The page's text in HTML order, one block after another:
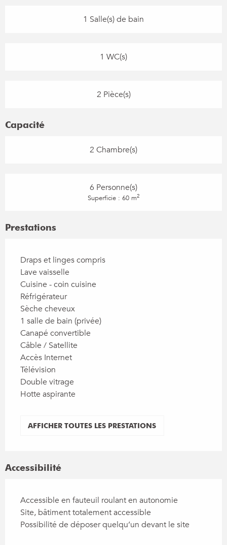
1 Salle(s) de bain
1 WC(s)
2 Pièce(s)
Capacité
2 Chambre(s)
6 Personne(s)
Superficie : 60 m2
Prestations
Draps et linges compris
Lave vaisselle
Cuisine - coin cuisine
Réfrigérateur
Sèche cheveux
1 salle de bain (privée)
Canapé convertible
Câble / Satellite
Accès Internet
Télévision
Double vitrage
Hotte aspirante
AFFICHER TOUTES LES PRESTATIONS
Accessibilité
Accessible en fauteuil roulant en autonomie
Site, bâtiment totalement accessible
Possibilité de déposer quelqu’un devant le site